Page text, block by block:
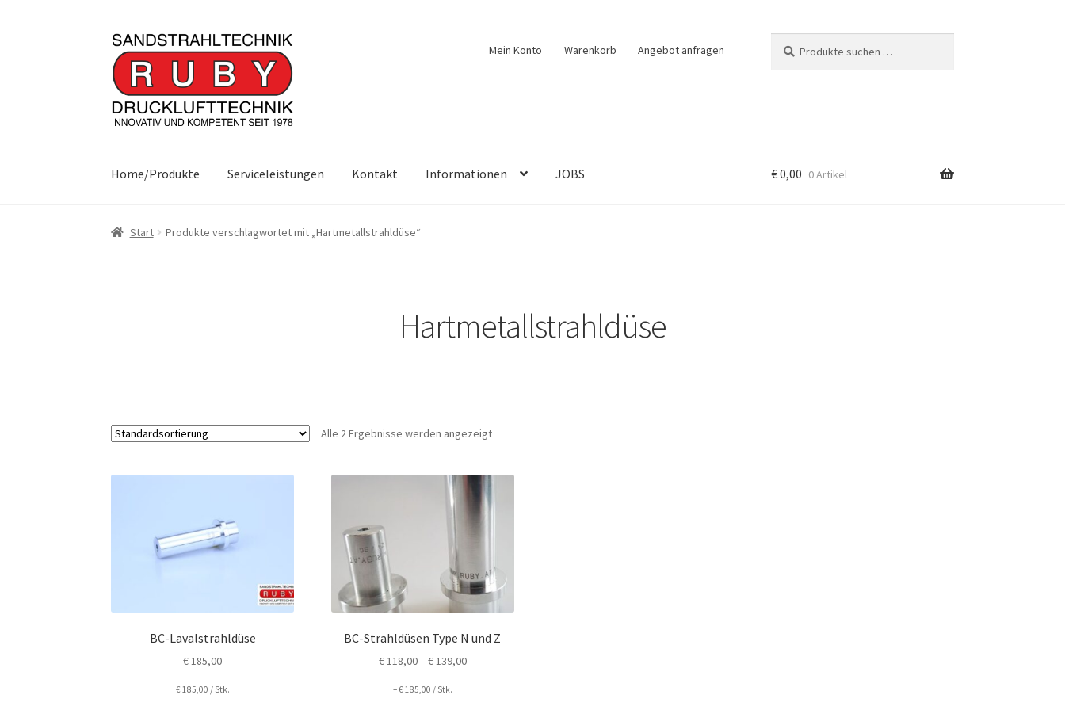
Zur
Navigation
springen
Zum
Inhalt
springen
Mein Konto Warenkorb Angebot anfragen
nach:
Home/Produkte Serviceleistungen Kontakt Informationen JOBS €0,00 0 Artikel
Start Produkte verschlagwortet mit „Hartmetallstrahldüse“
Hartmetallstrahldüse
Alle 2 Ergebnisse werden angezeigt
BC-Lavalstrahldüse
€185,00
€185,00 / Stk.
BC-Strahldüsen Type N und Z
€118,00– €139,00
–€185,00 / Stk.